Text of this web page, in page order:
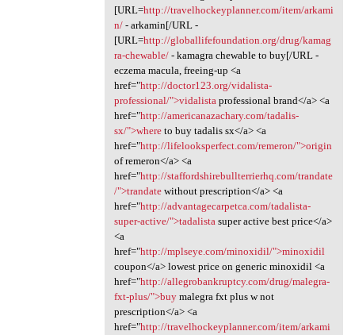
[URL=http://travelhockeyplanner.com/item/arkami
n/- arkamin[/URL -
[URL=http://globallifefoundation.org/drug/kamag
ra-chewable/- kamagra chewable to buy[/URL -
eczema macula, freeing-up <a
href="http://doctor123.org/vidalista-
professional/">vidalistaprofessional brand</a> <a
href="http://americanazachary.com/tadalis-
sx/">whereto buy tadalis sx</a> <a
href="http://lifelooksperfect.com/remeron/">origin
of remeron</a> <a
href="http://staffordshirebullterrierhq.com/trandate
/">trandatewithout prescription</a> <a
href="http://advantagecarpetca.com/tadalista-
super-active/">tadalistasuper active best price</a>
<a
href="http://mplseye.com/minoxidil/">minoxidil
coupon</a> lowest price on generic minoxidil <a
href="http://allegrobankruptcy.com/drug/malegra-
fxt-plus/">buymalegra fxt plus w not
prescription</a> <a
href="http://travelhockeyplanner.com/item/arkami